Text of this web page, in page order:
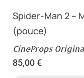
Spider-Man 2 –
(pouce)
CineProps
85,00€